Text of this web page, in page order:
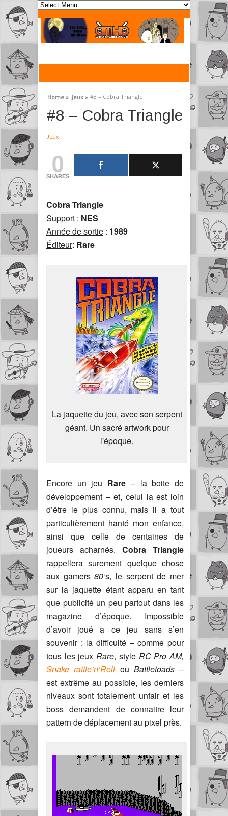
Home » Jeux » #8 – Cobra Triangle
#8 – Cobra Triangle
Jeux
0
SHARES
Cobra Triangle
Support : NES
Année de sortie : 1989
Éditeur: Rare
La jaquette du jeu, avec son serpent
géant. Un sacré artwork pour
l'époque.
Encore un jeu Rare – la boite de
développement – et, celui la est loin
d’être le plus connu, mais il a tout
particulièrement hanté mon enfance,
ainsi que celle de centaines de
joueurs acharnés. Cobra Triangle
rappellera surement quelque chose
aux gamers80‘s, le serpent de mer
sur la jaquette étant apparu en tant
que publicité un peu partout dans les
magazine d’époque. Impossible
d’avoir joué a ce jeu sans s’en
souvenir : la difficulté – comme pour
tous les jeuxRare, style RC Pro AM,
Snake rattle’n’Roll ou Battletoads–
est extrême au possible, les derniers
niveaux sont totalement unfair et les
boss demandent de connaitre leur
pattern de déplacement au pixel près.